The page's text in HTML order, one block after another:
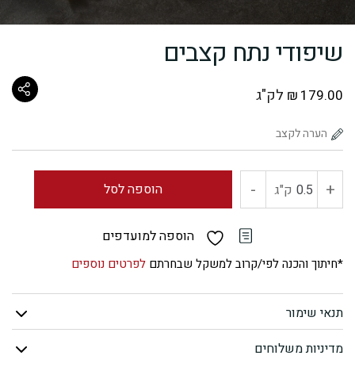
שיפודי נתח קצבים
₪ 179.00 לק"ג
+ כמות
שיפודי
נתח
קצבים
ק"ג - הוספה לסל
הוספה למועדפים
*חיתוך והכנה לפי/קרוב למשקל שבחרתם לפרטים נוספים
תנאי שימור
מדיניות משלוחים